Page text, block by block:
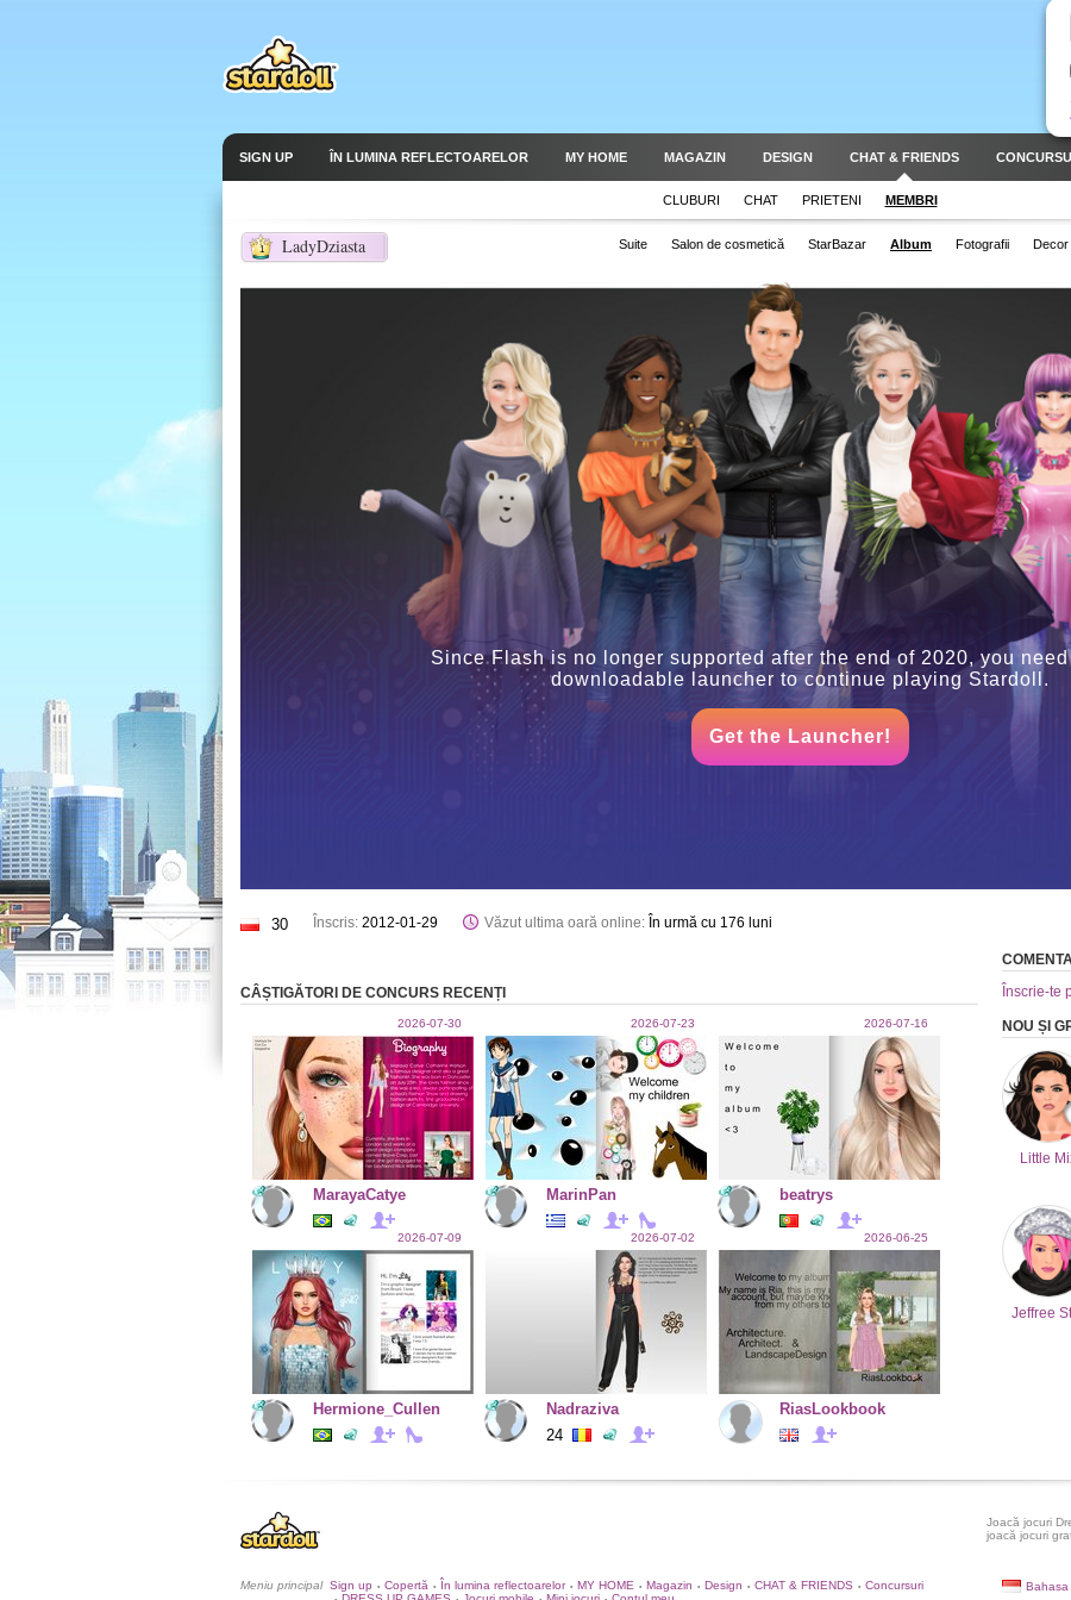
SIGN UP ÎN LUMINA REFLECTOARELOR MY HOME MAGAZIN DESIGN CHAT & FRIENDS
CLUBURI CHAT PRIETENI MEMBRI
LadyDziasta
1 Suite Salon de cosmetică StarBazar Album Fotografii Decor
Since Flash is no longer supported after the end of 2020, you
downloadable launcher to continue playing Stardoll.
Get the Launcher!
30 Înscris: 2012-01-29 Văzut ultima oară online: În urmă cu 176 luni
CÂȘTIGĂTORI DE CONCURS RECENȚI
2026-07-30
MarayaCatye
2026-07-23
MarinPan
2026-07-16
beatrys
2026-07-09
Hermione_Cullen
2026-07-02
Nadraziva
24
2026-06-25
RiasLookbook
Înscrie-te
NOU ȘI
Little
Jeffree
Joacă jocuri
joacă jocuri
Meniu principal Sign up • Copertă • În lumina reflectoarelor • MY HOME • Magazin • Design • CHAT & FRIENDS • Concursuri Bahasa